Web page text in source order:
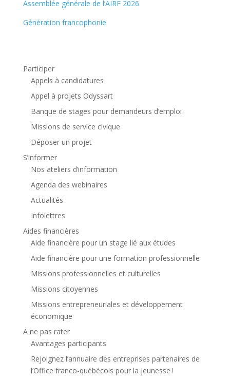
Assemblée générale de l’AIRF 2026
Génération francophonie
Participer
Appels à candidatures
Appel à projets Odyssart
Banque de stages pour demandeurs d’emploi
Missions de service civique
Déposer un projet
S’informer
Nos ateliers d’information
Agenda des webinaires
Actualités
Infolettres
Aides financières
Aide financière pour un stage lié aux études
Aide financière pour une formation professionnelle
Missions professionnelles et culturelles
Missions citoyennes
Missions entrepreneuriales et développement
économique
A ne pas rater
Avantages participants
Rejoignez l’annuaire des entreprises partenaires de
l’Office franco-québécois pour la jeunesse !